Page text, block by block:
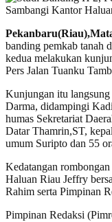
banding pemkab tanah
kedua melakukan
Pers Jalan Tuanku
Kunjungan itu
Darma, didampingi
humas Sekretariat
Datar Thamrin,ST,
umum Suripto dan 55
Kedatangan
Haluan Riau Jeffry
Rahim serta Pimpinan
Pimpinan Redaksi